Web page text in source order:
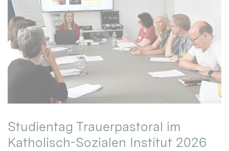
Studientag Trauerpastoral im
Katholisch-Sozialen Institut 2026